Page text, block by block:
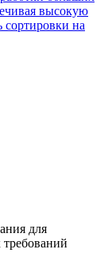
высокую
сортировки на
для